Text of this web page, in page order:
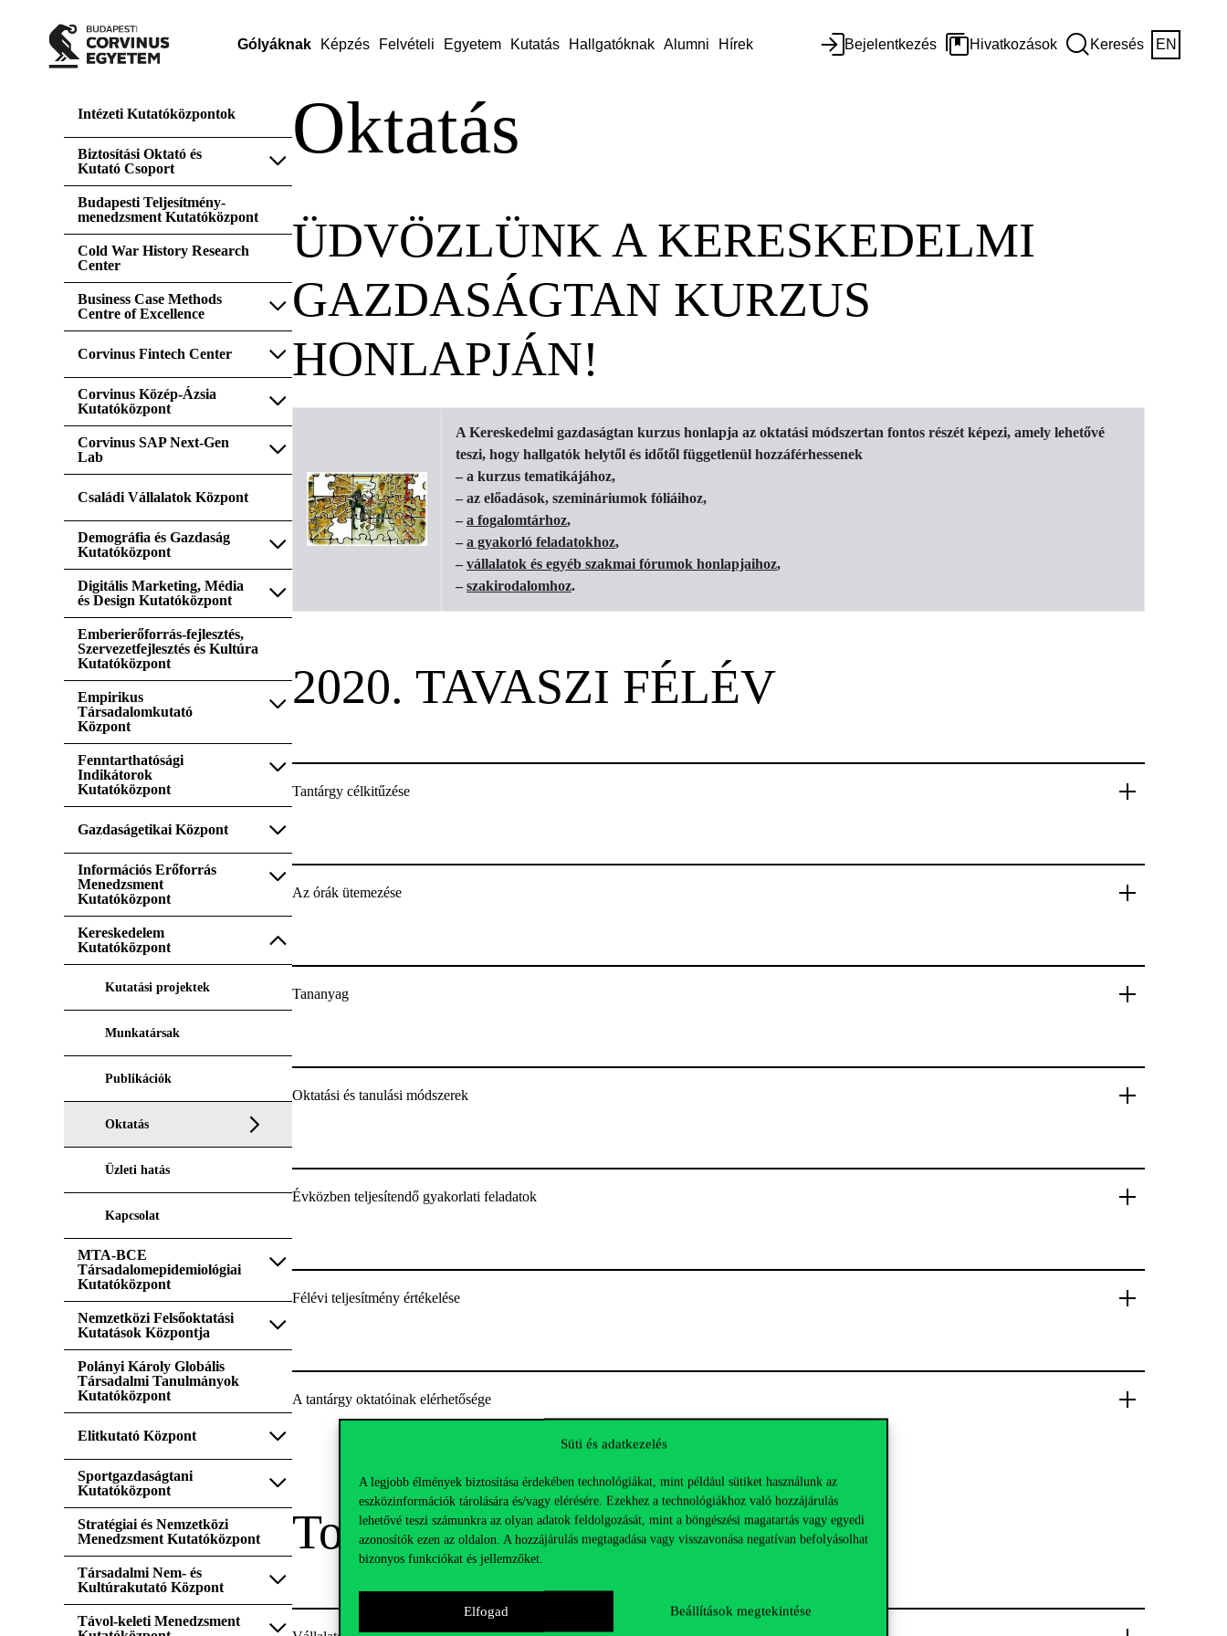
Süti és adatkezelés
A legjobb élmények biztosítása érdekében technológiákat, mint például sütiket használunk az
eszközinformációk tárolására és/vagy elérésére. Ezekhez a technológiákhoz való hozzájárulás
lehetővé teszi számunkra az olyan adatok feldolgozását, mint a böngészési magatartás vagy egyedi
azonosítók ezen az oldalon. A hozzájárulás megtagadása vagy visszavonása negatívan befolyásolhat
bizonyos funkciókat és jellemzőket.
Elfogad Beállítások megtekintése
Gólyáknak Képzés Felvételi Egyetem Kutatás Hallgatóknak Alumni Hírek Bejelentkezés Hivatkozások Keresés EN
Intézeti Kutatóközpontok
Biztosítási Oktató és
Kutató Csoport
Budapesti Teljesítmény-
menedzsment Kutatóközpont
Cold War History Research
Center
Business Case Methods
Centre of Excellence
Corvinus Fintech Center
Corvinus Közép-Ázsia
Kutatóközpont
Corvinus SAP Next-Gen
Lab
Családi Vállalatok Központ
Demográfia és Gazdaság
Kutatóközpont
Digitális Marketing, Média
és Design Kutatóközpont
Emberierőforrás-fejlesztés,
Szervezetfejlesztés és Kultúra
Kutatóközpont
Empirikus
Társadalomkutató
Központ
Fenntarthatósági
Indikátorok
Kutatóközpont
Gazdaságetikai Központ
Információs Erőforrás
Menedzsment
Kutatóközpont
Kereskedelem
Kutatóközpont
Kutatási projektek
Munkatársak
Publikációk
Oktatás
Üzleti hatás
Kapcsolat
MTA-BCE
Társadalomepidemiológiai
Kutatóközpont
Nemzetközi Felsőoktatási
Kutatások Központja
Polányi Károly Globális
Társadalmi Tanulmányok
Kutatóközpont
Elitkutató Központ
Sportgazdaságtani
Kutatóközpont
Stratégiai és Nemzetközi
Menedzsment Kutatóközpont
Társadalmi Nem- és
Kultúrakutató Központ
Távol-keleti Menedzsment
Oktatás
ÜDVÖZLÜNK A KERESKEDELMI
GAZDASÁGTAN KURZUS
HONLAPJÁN!
A Kereskedelmi gazdaságtan kurzus honlapja az oktatási módszertan fontos részét képezi, amely lehetővé
teszi, hogy hallgatók helytől és időtől függetlenül hozzáférhessenek
– a kurzus tematikájához,
– az előadások, szemináriumok fóliáihoz,
– a fogalomtárhoz,
– a gyakorló feladatokhoz,
– vállalatok és egyéb szakmai fórumok honlapjaihoz,
– szakirodalomhoz.
2020. TAVASZI FÉLÉV
Tantárgy célkitűzése
Az órák ütemezése
Tananyag
Oktatási és tanulási módszerek
Évközben teljesítendő gyakorlati feladatok
Félévi teljesítmény értékelése
A tantárgy oktatóinak elérhetősége
További erőforrások